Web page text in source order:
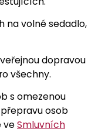
na volné sedadlo,
dopravou
všechny.
s omezenou
osob
veSmluvních